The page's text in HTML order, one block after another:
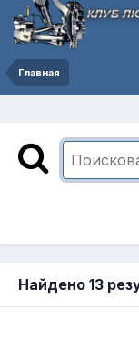
Главная
Найдено 13